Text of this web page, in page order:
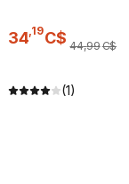
34 19C$ 44,99C$
(1)